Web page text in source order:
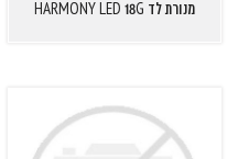
מנורת לד HARMONY LED 18G